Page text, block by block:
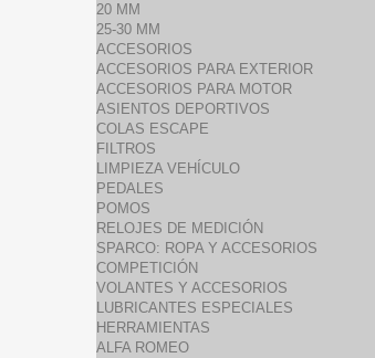
20 MM
25-30 MM
ACCESORIOS
ACCESORIOS PARA EXTERIOR
ACCESORIOS PARA MOTOR
ASIENTOS DEPORTIVOS
COLAS ESCAPE
FILTROS
LIMPIEZA VEHÍCULO
PEDALES
POMOS
RELOJES DE MEDICIÓN
SPARCO: ROPA Y ACCESORIOS
COMPETICIÓN
VOLANTES Y ACCESORIOS
LUBRICANTES ESPECIALES
HERRAMIENTAS
ALFA ROMEO